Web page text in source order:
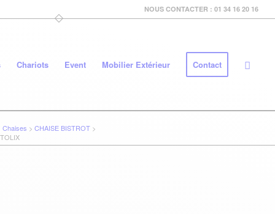
NOUS CONTACTER : 01 34 16 20 16
Chariots Event Mobilier Extérieur Contact
Chaises > CHAISE BISTROT >